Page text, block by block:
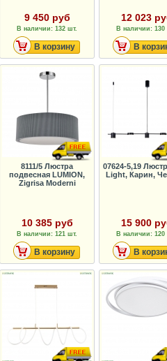
9 450 руб
В наличии: 132 шт.
В корзину
12 023
В наличии: 130
В
8111/5 Люстра
подвесная LUMION,
Zigrisa Moderni
10 385 руб
В наличии: 121 шт.
В корзину
07624-5,19
Light, Карин,
15 900
В наличии: 120
В